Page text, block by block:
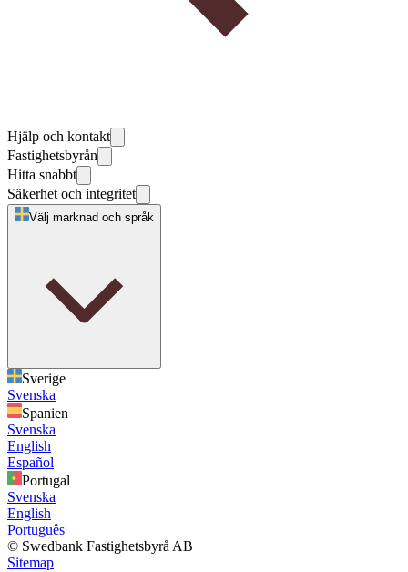
Hjälp och kontakt
Fastighetsbyrån
Hitta snabbt
Säkerhet och integritet
Välj marknad och språk
Sverige
Svenska
Spanien
Svenska
English
Español
Portugal
Svenska
English
Português
© Swedbank Fastighetsbyrå AB
Sitemap